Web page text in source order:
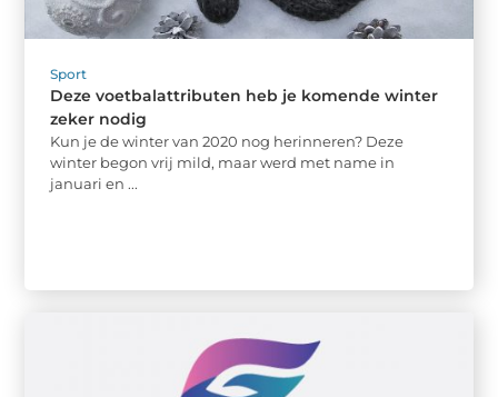
Sport
Deze voetbalattributen heb je komende winter
zeker nodig
Kun je de winter van 2020 nog herinneren? Deze
winter begon vrij mild, maar werd met name in
januari en ...